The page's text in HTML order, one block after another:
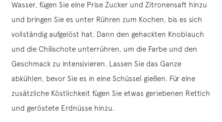
Wasser, fügen Sie eine Prise Zucker und Zitronensaft hinzu
und bringen Sie es unter Rühren zum Kochen, bis es sich
vollständig aufgelöst hat. Dann den gehackten Knoblauch
und die Chilischote unterrühren, um die Farbe und den
Geschmack zu intensivieren. Lassen Sie das Ganze
abkühlen, bevor Sie es in eine Schüssel gießen. Für eine
zusätzliche Köstlichkeit fügen Sie etwas geriebenen Rettich
und geröstete Erdnüsse hinzu.